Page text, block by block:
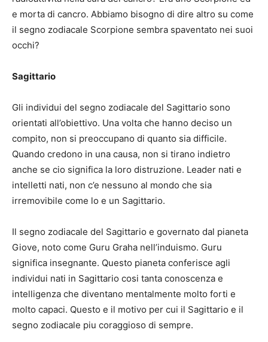
e morta di cancro. Abbiamo bisogno di dire altro su come
il segno zodiacale Scorpione sembra spaventato nei suoi
occhi?
Sagittario
Gli individui del segno zodiacale del Sagittario sono
orientati all’obiettivo. Una volta che hanno deciso un
compito, non si preoccupano di quanto sia difficile.
Quando credono in una causa, non si tirano indietro
anche se cio significa la loro distruzione. Leader nati e
intelletti nati, non c’e nessuno al mondo che sia
irremovibile come lo e un Sagittario.
Il segno zodiacale del Sagittario e governato dal pianeta
Giove, noto come Guru Graha nell’induismo. Guru
significa insegnante. Questo pianeta conferisce agli
individui nati in Sagittario cosi tanta conoscenza e
intelligenza che diventano mentalmente molto forti e
molto capaci. Questo e il motivo per cui il Sagittario e il
segno zodiacale piu coraggioso di sempre.